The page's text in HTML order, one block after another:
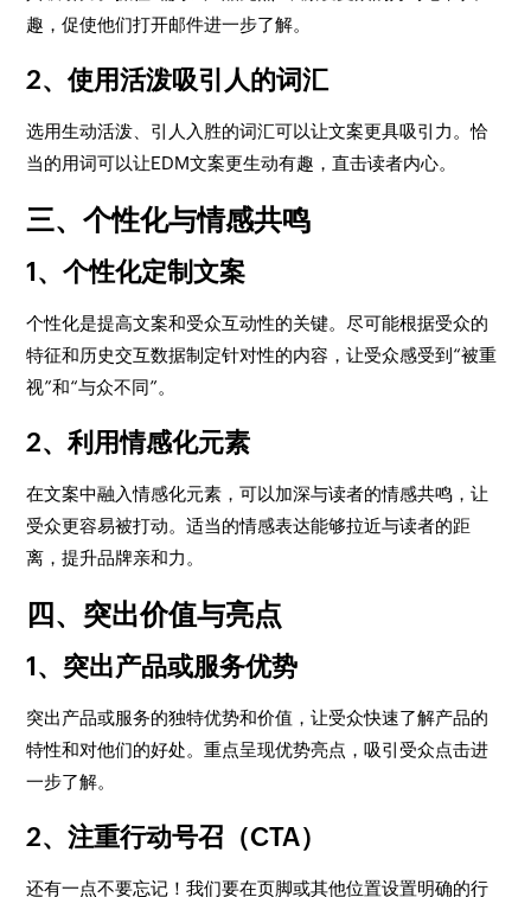
趣，促使他们打开邮件进一步了解。
2、使用活泼吸引人的词汇
选用生动活泼、引人入胜的词汇可以让文案更具吸引力。恰
当的用词可以让EDM文案更生动有趣，直击读者内心。
三、个性化与情感共鸣
1、个性化定制文案
个性化是提高文案和受众互动性的关键。尽可能根据受众的
特征和历史交互数据制定针对性的内容，让受众感受到“被重
视”和“与众不同”。
2、利用情感化元素
在文案中融入情感化元素，可以加深与读者的情感共鸣，让
受众更容易被打动。适当的情感表达能够拉近与读者的距
离，提升品牌亲和力。
四、突出价值与亮点
1、突出产品或服务优势
突出产品或服务的独特优势和价值，让受众快速了解产品的
特性和对他们的好处。重点呈现优势亮点，吸引受众点击进
一步了解。
2、注重行动号召（CTA）
还有一点不要忘记！我们要在页脚或其他位置设置明确的行